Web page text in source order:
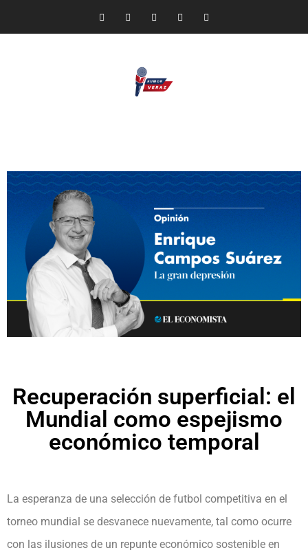
Recuperación superficial: el
Mundial como espejismo
económico temporal
La esperanza de una selección de futbol competitiva en el
torneo mundial se desvanece nuevamente, tal como ocurre
con las ilusiones de un repunte económico sostenible en